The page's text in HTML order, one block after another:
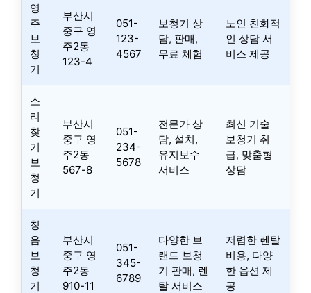
영
주
보
청
기
부산시
중구 영
주2동
123-4
051-
123-
4567
보청기 상
담, 판매,
무료 체험
노인 친화적
인 상담 서
비스 제공
소
리
찾
기
보
청
기
부산시
중구 영
주2동
567-8
051-
234-
5678
전문가 상
담, 설치,
유지보수
서비스
최신 기술
보청기 취
급, 맞춤형
상담
청
음
보
청
기
부산시
중구 영
주2동
910-11
051-
345-
6789
다양한 브
랜드 보청
기 판매, 렌
탈 서비스
저렴한 렌탈
비용, 다양
한 옵션 제
공